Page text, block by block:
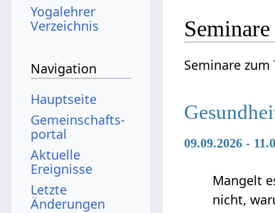
Seminare
Seminare
09.09.2026 -
Mangelt
nicht,
Yogalehrer
Verzeichnis
Navigation
Hauptseite
Gemeinschafts­
portal
Aktuelle
Ereignisse
Letzte
Änderungen